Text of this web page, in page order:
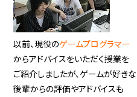
以前、現役のゲームプログラマー
からアドバイスをいただく授業を
ご紹介しましたが、ゲームが好きな
後輩からの評価やアドバイスも